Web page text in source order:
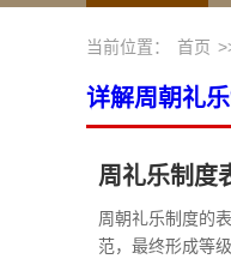
当前位置： 首页
详解周朝礼
周礼乐制度
周朝礼乐制度的
范，最终形成等